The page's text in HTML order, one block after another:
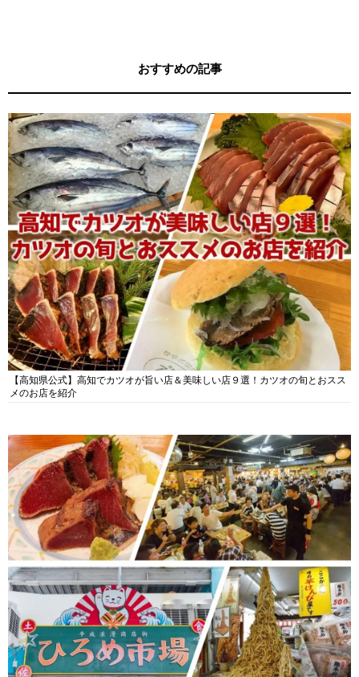
おすすめの記事
【高知県公式】高知でカツオが旨い店＆美味しい店９選！カツオの旬とおスス
メのお店を紹介